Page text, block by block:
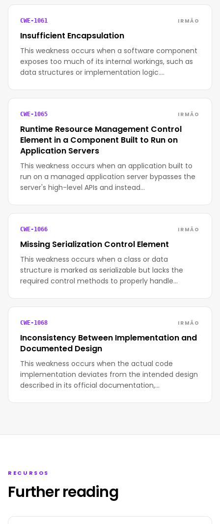
CWE-1061 IRMÃO
Insufficient Encapsulation
This weakness occurs when a software component
exposes too much of its internal workings, such as
data structures or implementation logic.…
CWE-1065 IRMÃO
Runtime Resource Management Control
Element in a Component Built to Run on
Application Servers
This weakness occurs when an application built to
run on a managed application server bypasses the
server's high-level APIs and instead…
CWE-1066 IRMÃO
Missing Serialization Control Element
This weakness occurs when a class or data
structure is marked as serializable but lacks the
required control methods to properly handle…
CWE-1068 IRMÃO
Inconsistency Between Implementation and
Documented Design
This weakness occurs when the actual code
implementation deviates from the intended design
described in its official documentation,…
RECURSOS
Further reading